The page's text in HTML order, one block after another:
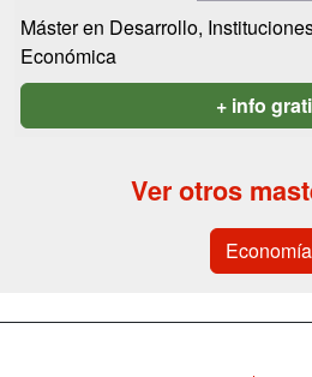
Máster en Desarrollo,
Económica
+ info
Ver otros
Economía